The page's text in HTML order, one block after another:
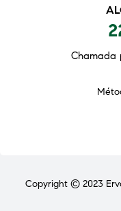
Chamada
Copyright © 2023